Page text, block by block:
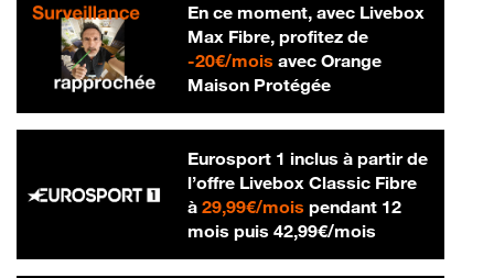
En ce moment, avec Livebox
Max Fibre, profitez de
-20€/mois20 € par mois
avec Orange
Maison Protégée
Eurosport 1 inclus à partir de
l’offre Livebox Classic Fibre
à 29,99€/mois29,99 € par mois
pendant 12
mois puis 42,99€/mois42,99 € par